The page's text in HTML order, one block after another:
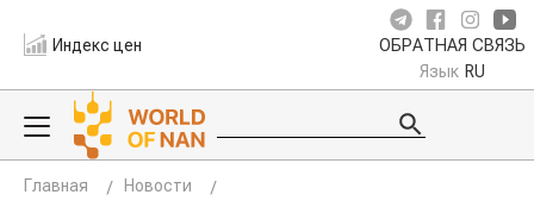
Индекс цен ОБРАТНАЯ СВЯЗЬ
Язык RU
Главная
Новости